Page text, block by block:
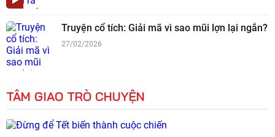
Truyện cổ tích: Giải mã vì sao mũi lợn lại ngắn?
27/02/2026
TÂM GIAO TRÒ CHUYỆN